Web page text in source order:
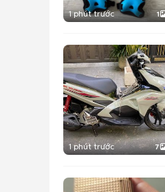
1 phút trước 1
1 phút trước 7